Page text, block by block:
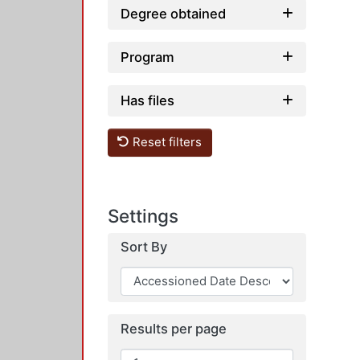
Degree obtained
Program
Has files
Reset filters
Settings
Sort By
Results per page